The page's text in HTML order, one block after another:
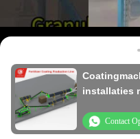
installaties
Contact